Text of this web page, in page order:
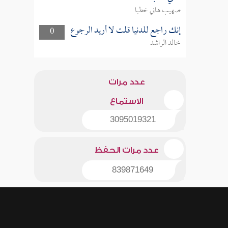
صهيب هاني خطبا
0
إنك راجع للدنيا قلت لا أريد الرجوع
خالد الراشد
عدد مرات
الاستماع
3095019321
عدد مرات الحفظ
839871649